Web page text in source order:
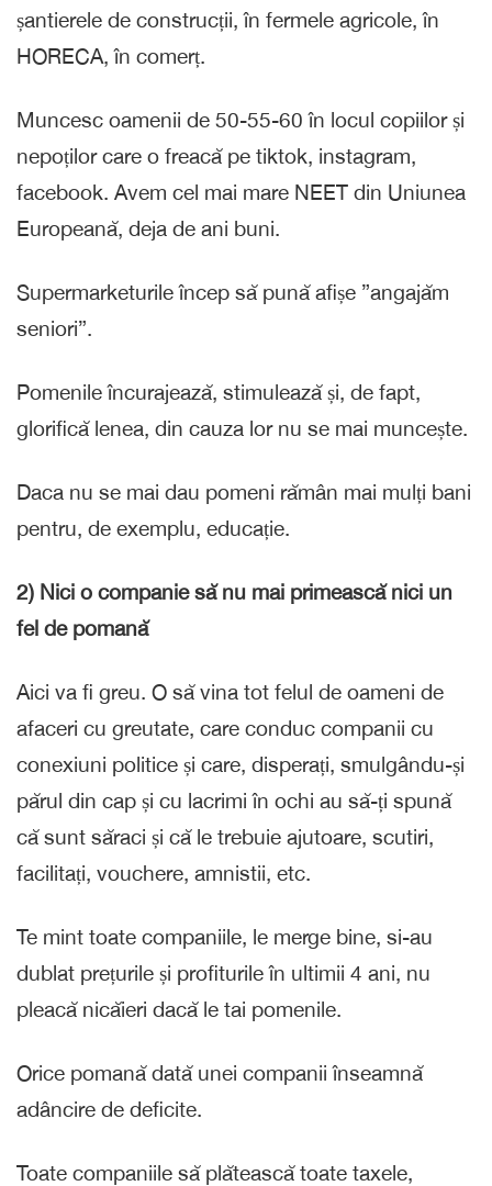
șantierele de construcții, în fermele agricole, în
HORECA, în comerț.
Muncesc oamenii de 50-55-60 în locul copiilor și
nepoților care o freacă pe tiktok, instagram,
facebook. Avem cel mai mare NEET din Uniunea
Europeană, deja de ani buni.
Supermarketurile încep să pună afișe ”angajăm
seniori”.
Pomenile încurajează, stimulează și, de fapt,
glorifică lenea, din cauza lor nu se mai muncește.
Daca nu se mai dau pomeni rămân mai mulți bani
pentru, de exemplu, educație.
2) Nici o companie să nu mai primească nici un
fel de pomană
Aici va fi greu. O să vina tot felul de oameni de
afaceri cu greutate, care conduc companii cu
conexiuni politice și care, disperați, smulgându-și
părul din cap și cu lacrimi în ochi au să-ți spună
că sunt săraci și că le trebuie ajutoare, scutiri,
facilitați, vouchere, amnistii, etc.
Te mint toate companiile, le merge bine, si-au
dublat prețurile și profiturile în ultimii 4 ani, nu
pleacă nicăieri dacă le tai pomenile.
Orice pomană dată unei companii înseamnă
adâncire de deficite.
Toate companiile să plătească toate taxele,